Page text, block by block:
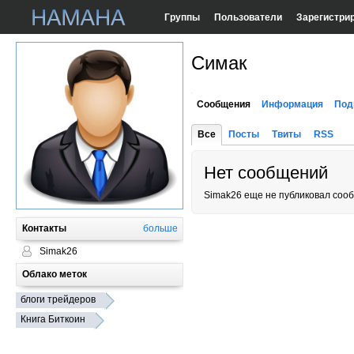
Группы Пользователи
Контакты больше
Simak26
Облако меток
блоги трейдеров
Книга Биткоин
Симак
Сообщения Информация
Все Посты Твиты RSS
Нет сообщений
Simak26 еще не публиковал